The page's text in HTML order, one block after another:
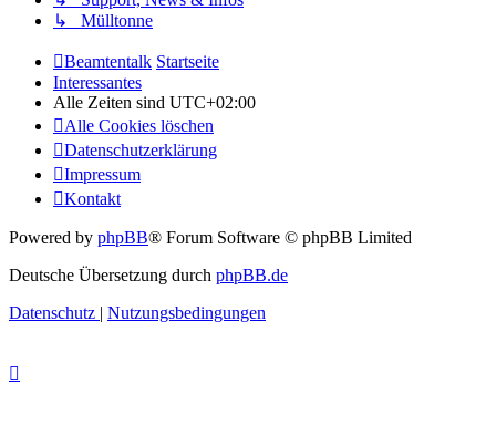
↳ Mülltonne
Beamtentalk Startseite
Interessantes
Alle Zeiten sind UTC+02:00
Alle Cookies löschen
Datenschutzerklärung
Impressum
Kontakt
Powered by phpBB® Forum Software © phpBB Limited
Deutsche Übersetzung durch phpBB.de
Datenschutz | Nutzungsbedingungen